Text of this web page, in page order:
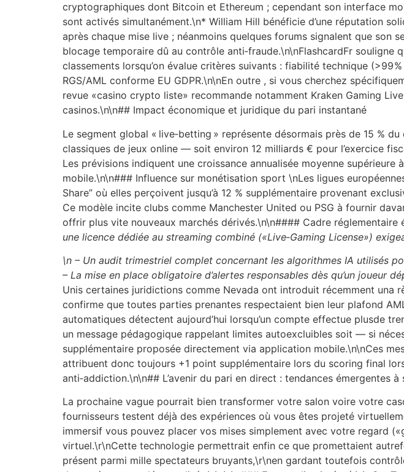
cryptographiques dont Bitcoin et Ethereum ; cependant son interface
sont activés simultanément.\n* William Hill bénéficie d’une réputation
après chaque mise live ; néanmoins quelques forums signalent que son
blocage temporaire dû au contrôle anti‑fraude.\n\nFlashcardFr
classements lorsqu’on évalue critères suivants : fiabilité technique
RGS/AML conforme EU GDPR.\n\nEn outre , si vous cherchez
revue «casino crypto liste» recommande notamment Kraken Gaming
casinos.\n\n## Impact économique et juridique du pari instantané
Le segment global « live‑betting » représente désormais près de 15 %
classiques de jeux online — soit environ 12 milliards € pour l’exercice
Les prévisions indiquent une croissance annualisée moyenne
mobile.\n\n### Influence sur monétisation sport \nLes ligues
Share” où elles perçoivent jusqu’à 12 % supplémentaire provenant
Ce modèle incite clubs comme Manchester United ou PSG à fournir
offrir plus vite nouveaux marchés dérivés.\n\n#### Cadre réglementaire
une licence dédiée au streaming combiné («Live‐Gaming License»)
\n – Un audit trimestriel complet concernant les algorithmes IA utilisés
– La mise en place obligatoire d’alertes responsables dès qu’un joueur
Unis certaines juridictions comme Nevada ont introduit récemment una
confirme que toutes parties prenantes respectaient bien leur plafond
automatiques détectent aujourd’hui lorsqu’un compte effectue plusde
un message pédagogique rappelant limites autoexcluibles soit — si
supplémentaire proposée directement via application mobile.\n\nCes
attribuent donc toujours +1 point supplémentaire lors du scoring final
anti‐addiction.\n\n## L’avenir du pari en direct : tendances émergentes à
La prochaine vague pourrait bien transformer votre salon voire votre
fournisseurs testent déjà des expériences où vous êtes projeté
immersif vous pouvez placer vos mises simplement avec votre regard
virtuel.\r\nCette technologie permettrait enfin ce que promettaient
présent parmi mille spectateurs bruyants,\r\nen gardant toutefois